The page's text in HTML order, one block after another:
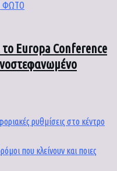
Europa Conference